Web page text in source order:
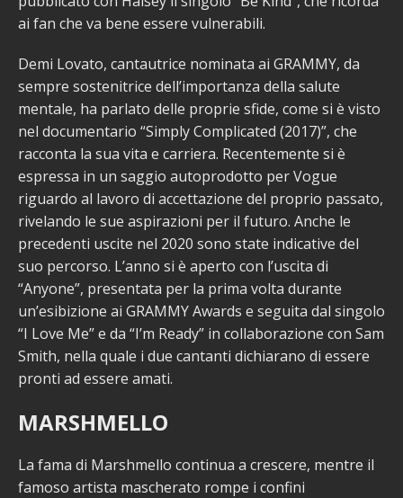
ai fan che va bene essere vulnerabili.
Demi Lovato, cantautrice nominata ai GRAMMY, da
sempre sostenitrice dell’importanza della salute
mentale, ha parlato delle proprie sfide, come si è visto
nel documentario “Simply Complicated (2017)”, che
racconta la sua vita e carriera. Recentemente si è
espressa in un saggio autoprodotto per Vogue
riguardo al lavoro di accettazione del proprio passato,
rivelando le sue aspirazioni per il futuro. Anche le
precedenti uscite nel 2020 sono state indicative del
suo percorso. L’anno si è aperto con l’uscita di
“Anyone”, presentata per la prima volta durante
un’esibizione ai GRAMMY Awards e seguita dal singolo
“I Love Me” e da “I’m Ready” in collaborazione con Sam
Smith, nella quale i due cantanti dichiarano di essere
pronti ad essere amati.
MARSHMELLO
La fama di Marshmello continua a crescere, mentre il
famoso artista mascherato rompe i confini